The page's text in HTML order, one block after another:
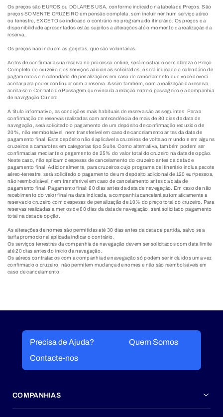
Os preços são EUROS ou DÓLARES USA, conforme indicado na tabela de Preços. São
preços SOMENTE CRUZEIRO em pensão completa, sem incluir nenhum serviço aéreo
ou terrestre, EXCETO se indicado o contrário no programa do itinerário. Os preços e a
disponibilidade apresentados estão sujeitos a alterações até o momento da realização da
reserva.
Os preços não incluem as gorjetas, que são voluntárias.
Antes de confirmar a sua reserva no processo online, será mostrado com clareza o Preço
Completo do cruzeiro e os serviços adicionais solicitados, e será indicado o calendário de
pagamentos e o calendário de penalizações em caso de cancelamento que você deverá
aceitar para poder continuar com a reserva. Assim também, com a realização da reserva,
aceita-se o Contrato de Passagem que vincula a relação entre o passageiro e a companhia
de navegação Cunard.
A título informativo, as condições mais habituais de reserva são as seguintes: Para a
confirmação de reservas realizadas com antecedência de mais de 80 dias da data de
navegação, será solicitado o pagamento de um depósito de confirmação reduzido de
20%, não reembolsável, nem transferível em caso de cancelamento antes da data de
pagamento final. Este depósito não é aplicável a cruzeiros de volta ao mundo e em alguns
cruzeiros a camarotes em categorias tipo Suíte. Como alternativa, também podem ser
confirmadas mediante o pagamento de 25% do valor total do cruzeiro na data de opção.
Neste caso, não aplicam despesas de cancelamento do cruzeiro antes da data de
pagamento final. Adicionalmente, para cruzeiros cujo programa de itinerário inclua pacote
aéreo-terrestre, será solicitado o pagamento de um depósito adicional de 120 eur/pessoa,
não reembolsável, nem transferível em caso de cancelamento antes da data de
pagamento final. Pagamento final: 80 dias antes da data de navegação. Em caso de não
recebimento do valor final na data indicada, a companhia cancelará automaticamente a
reserva do cruzeiro com despesas de penalização de 10% do preço total do cruzeiro. Para
reservas realizadas a menos de 80 dias da data de navegação, será solicitado pagamento
total na data de opção.
As alterações de nomes são permitidas até 30 dias antes da data de partida, salvo se a
tarifa promocional aplicada indicar o contrário.
Os serviços terrestres da companhia de navegação devem ser solicitados com data limite
até 20 dias antes do início da navegação.
Os aéreos contratados com a companhia de navegação só podem ser incluídos uma vez
confirmado o cruzeiro, não permitem mudança de nomes e não são reembolsáveis em
caso de cancelamento.​
Precisa de Ajuda?
Quem Somos
Contacte-nos
COMPANHIAS